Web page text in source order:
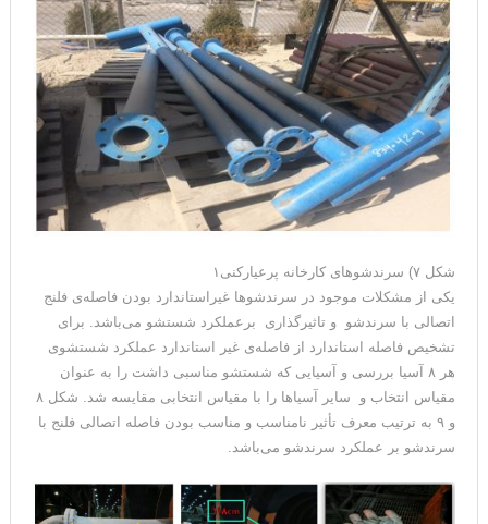
شکل ۷) سرندشو‌های کارخانه پرعیارکنی۱
یکی از مشکلات موجود در سرندشوها غیراستاندارد بودن فاصله‌ی فلنج
اتصالی با سرندشو و تاثیرگذاری برعملکرد شستشو می‌باشد. برای
تشخیص فاصله استاندارد از فاصله‌ی غیر استاندارد عملکرد شستشوی
هر ۸ آسیا بررسی و آسیایی که شستشو مناسبی داشت را به عنوان
مقیاس انتخاب و سایر آسیاها را با مقیاس انتخابی مقایسه شد. شکل ۸
و ۹ به ترتیب معرف تأثیر نامناسب و مناسب بودن فاصله اتصالی فلنج با
سرندشو بر عملکرد سرندشو می‌باشد.